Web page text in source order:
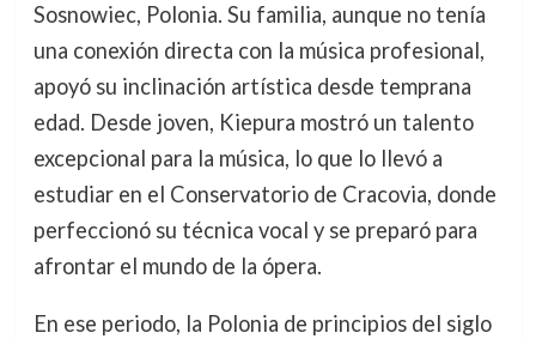
Sosnowiec, Polonia. Su familia, aunque no tenía
una conexión directa con la música profesional,
apoyó su inclinación artística desde temprana
edad. Desde joven, Kiepura mostró un talento
excepcional para la música, lo que lo llevó a
estudiar en el Conservatorio de Cracovia, donde
perfeccionó su técnica vocal y se preparó para
afrontar el mundo de la ópera.
En ese periodo, la Polonia de principios del siglo